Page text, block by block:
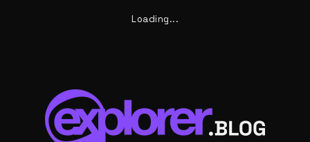
Loading...